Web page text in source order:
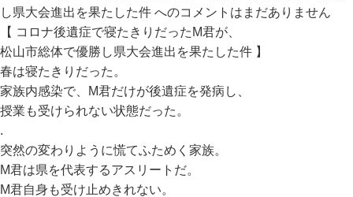
し県大会進出を果たした件 へのコメントはまだありません
【 コロナ後遺症で寝たきりだったM君が、
松山市総体で優勝し県大会進出を果たした件 】
春は寝たきりだった。
家族内感染で、M君だけが後遺症を発病し、
授業も受けられない状態だった。
.
突然の変わりように慌てふためく家族。
M君は県を代表するアスリートだ。
M君自身も受け止めきれない。